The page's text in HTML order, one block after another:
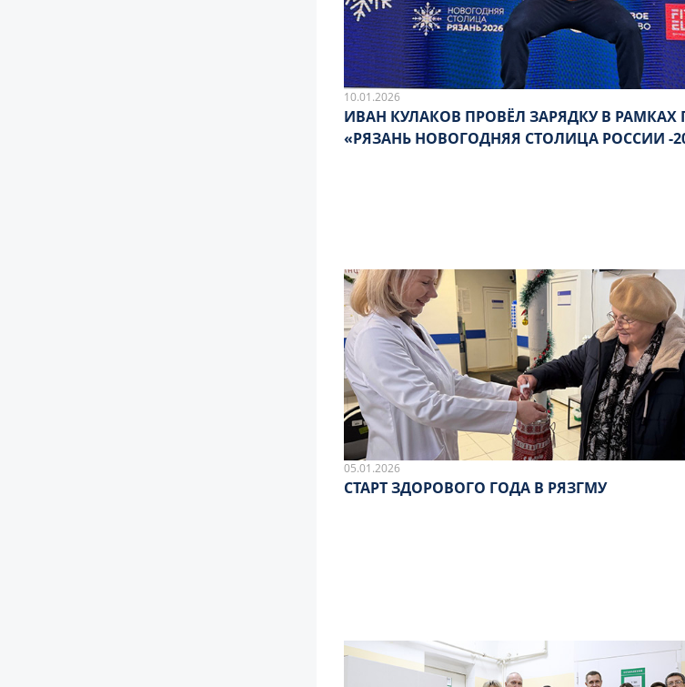
10.01.2026
ИВАН КУЛАКОВ ПРОВЁЛ ЗАРЯДКУ В РАМКАХ
«РЯЗАНЬ НОВОГОДНЯЯ СТОЛИЦА РОССИИ -
05.01.2026
СТАРТ ЗДОРОВОГО ГОДА В РЯЗГМУ